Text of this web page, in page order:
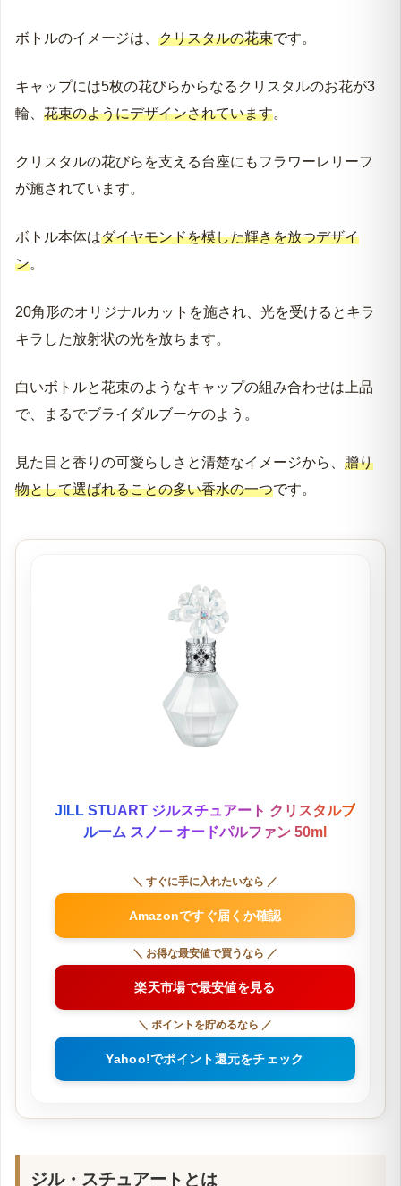
ボトルのイメージは、 クリスタルの花束です。
キャップには5枚の花びらからなるクリスタルのお花が3
輪、 花束のようにデザインされています。
クリスタルの花びらを支える台座にもフラワーレリーフ
が施されています。
ボトル本体はダイヤモンドを模した輝きを放つデザイ
ン。
20角形のオリジナルカットを施され、光を受けるとキラ
キラした放射状の光を放ちます。
白いボトルと花束のようなキャップの組み合わせは上品
で、まるでブライダルブーケのよう。
見た目と香りの可愛らしさと清楚なイメージから、 贈り
物として選ばれることの多い香水の一つです。
JILL STUART ジルスチュアート クリスタルブ
ルーム スノー オードパルファン 50ml
＼ すぐに手に入れたいなら ／
Amazonですぐ届くか確認
＼ お得な最安値で買うなら ／
楽天市場で最安値を見る
＼ ポイントを貯めるなら ／
Yahoo!でポイント還元をチェック
ジル・スチュアートとは